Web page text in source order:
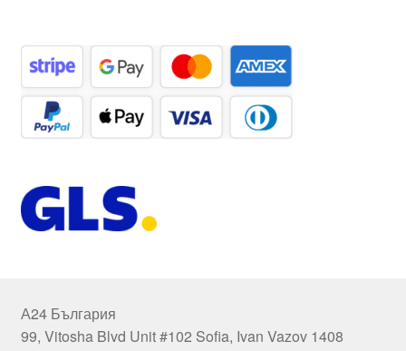
А24 България
99, Vitosha Blvd Unit #102 Sofia, Ivan Vazov 1408